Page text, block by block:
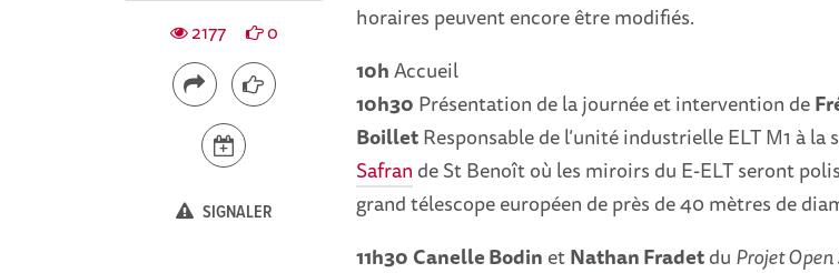
horaires peuvent encore être modifiés.
10hAccueil
10h30 Présentation de la journée et intervention de
BoilletResponsable de l’unité industrielle ELT M1 à la
Safran de St Benoît où les miroirs du E-ELT seront
grand télescope européen de près de 40 mètres de
11h30 Canelle Bodin etNathan Fradetdu Projet Open
2177 0
SIGNALER